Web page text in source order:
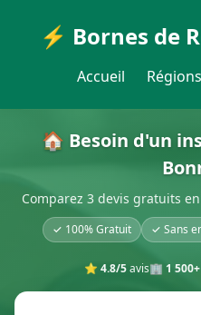
⚡ Bornes de
Accueil Régions
🏠 Besoin d'un
Comparez 3 devis gratuits
✓ 100% Gratuit ✓ Sans
⭐ 4.8/5avis🏢 1 500+